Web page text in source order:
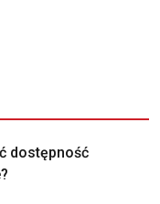
dostępność